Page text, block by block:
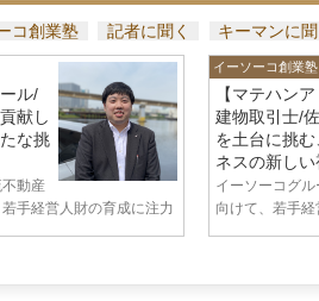
コ創業塾 記者に聞く キーマンに
ル/
献し
な挑
動産
手経営人財の育成に注力
イーソーコ創業塾
【マテハン
建物取引士/
を土台に挑
ネスの新し
イーソーコグ
向けて、若手